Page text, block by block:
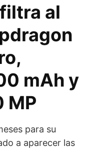
al
mAh y
MP
para su
a aparecer las